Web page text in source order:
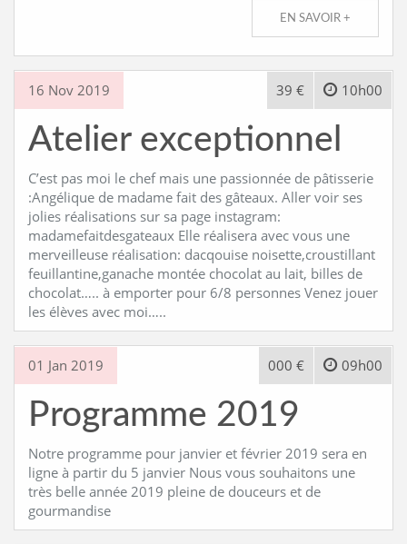
EN SAVOIR +
16 Nov 2019 10h00
39 €
Atelier exceptionnel
C’est pas moi le chef mais une passionnée de pâtisserie
:Angélique de madame fait des gâteaux. Aller voir ses
jolies réalisations sur sa page instagram:
madamefaitdesgateaux Elle réalisera avec vous une
merveilleuse réalisation: dacqouise noisette,croustillant
feuillantine,ganache montée chocolat au lait, billes de
chocolat….. à emporter pour 6/8 personnes Venez jouer
les élèves avec moi…..
01 Jan 2019 09h00
000 €
Programme 2019
Notre programme pour janvier et février 2019 sera en
ligne à partir du 5 janvier Nous vous souhaitons une
très belle année 2019 pleine de douceurs et de
gourmandise